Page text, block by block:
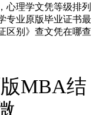
心理学文凭等级排列
专业原版毕业证书最
区别》查文凭在哪查
MBA结